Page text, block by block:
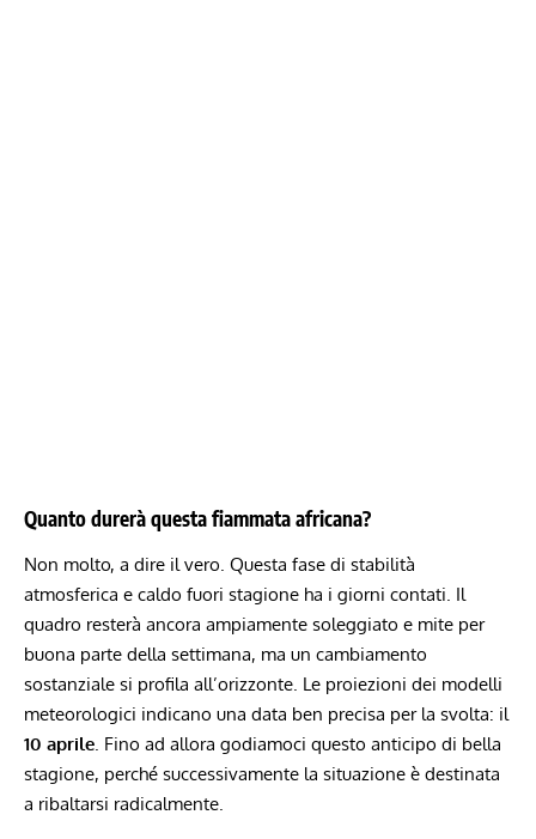
Quanto durerà questa fiammata africana?
Non molto, a dire il vero. Questa fase di stabilità
atmosferica e caldo fuori stagione ha i giorni contati. Il
quadro resterà ancora ampiamente soleggiato e mite per
buona parte della settimana, ma un cambiamento
sostanziale si profila all’orizzonte. Le proiezioni dei modelli
meteorologici indicano una data ben precisa per la svolta: il
10 aprile. Fino ad allora godiamoci questo anticipo di bella
stagione, perché successivamente la situazione è destinata
a ribaltarsi radicalmente.